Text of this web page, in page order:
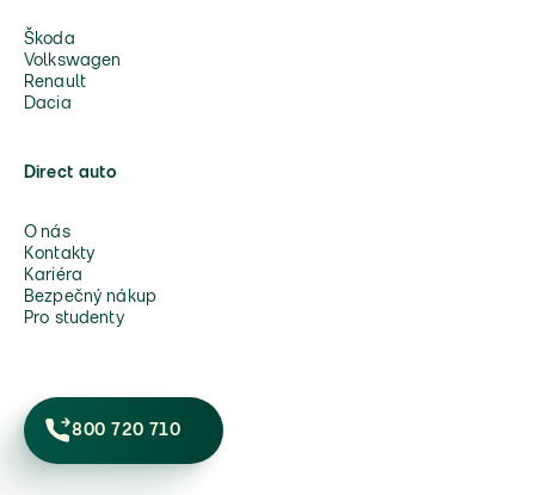
Škoda
Volkswagen
Renault
Dacia
Direct auto
O nás
Kontakty
Kariéra
Bezpečný nákup
Pro studenty
800 720 710